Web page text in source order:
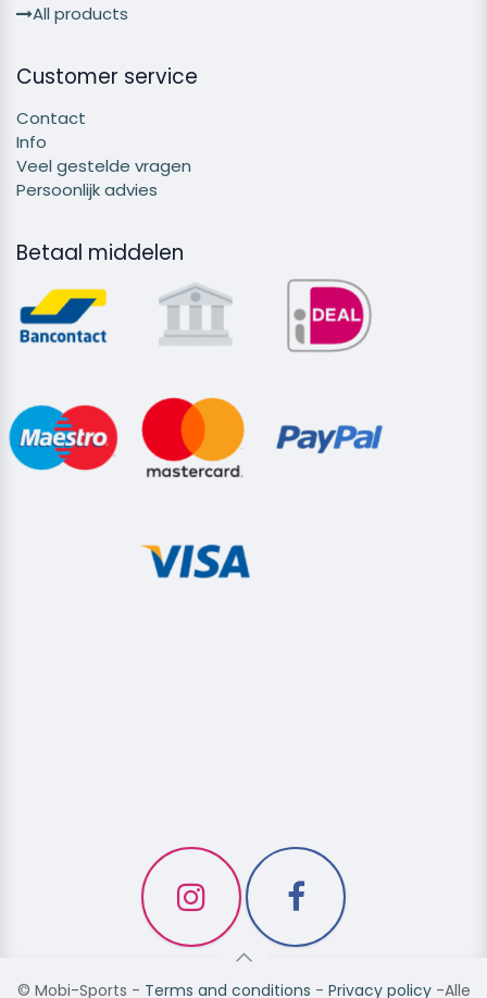
All products
Customer service
Contact
Info
Veel gestelde vragen
Persoonlijk advies
Betaal middelen
© Mobi-Sports - Terms and conditions - Privacy policy-Alle